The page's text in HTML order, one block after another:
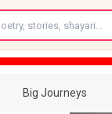
Big Journeys